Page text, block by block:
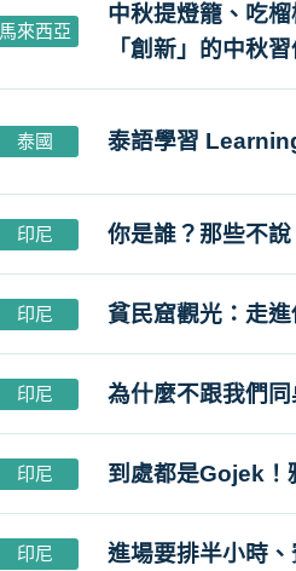
馬來西亞
中秋提燈籠、吃
「創新」的中秋
泰國 泰語學習
印尼 你是誰？那些不
印尼 貧民窟觀光：走
印尼 為什麼不跟我們
印尼 到處都是Gojek！
印尼 進場要排半小時